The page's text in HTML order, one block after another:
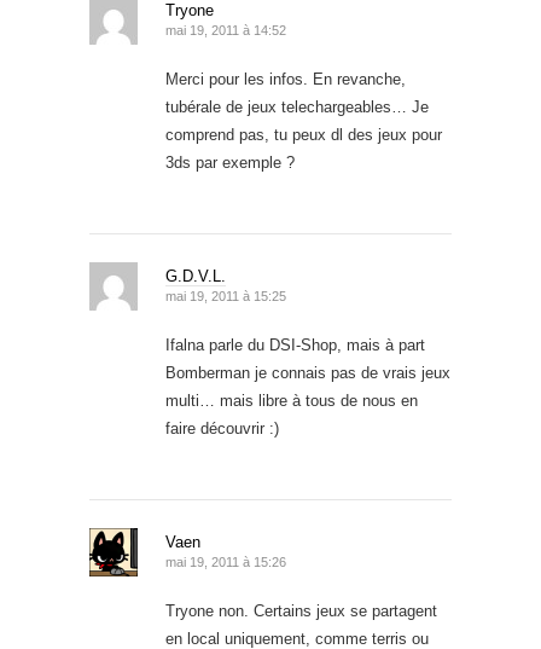
Tryone
mai 19, 2011 à 14:52
Merci pour les infos. En revanche,
tubérale de jeux telechargeables… Je
comprend pas, tu peux dl des jeux pour
3ds par exemple ?
G.D.V.L.
mai 19, 2011 à 15:25
Ifalna parle du DSI-Shop, mais à part
Bomberman je connais pas de vrais jeux
multi… mais libre à tous de nous en
faire découvrir :)
Vaen
mai 19, 2011 à 15:26
Tryone non. Certains jeux se partagent
en local uniquement, comme terris ou